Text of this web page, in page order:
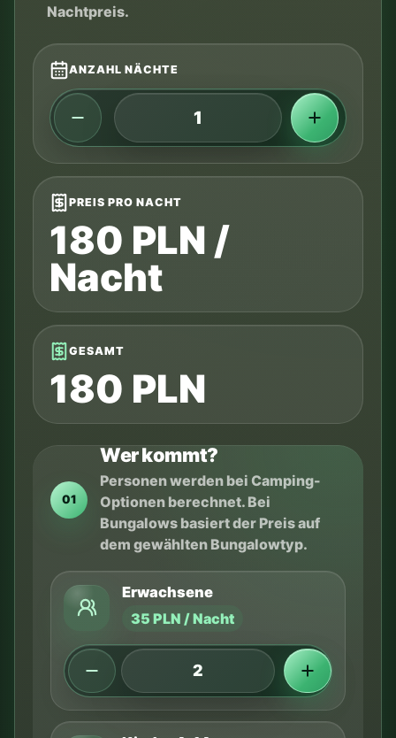
Nachtpreis.
ANZAHL NÄCHTE
PREIS PRO NACHT
180 PLN /
Nacht
GESAMT
180 PLN
01
Wer kommt?
Personen werden bei Camping-
Optionen berechnet. Bei
Bungalows basiert der Preis auf
dem gewählten Bungalowtyp.
Erwachsene
35 PLN / Nacht